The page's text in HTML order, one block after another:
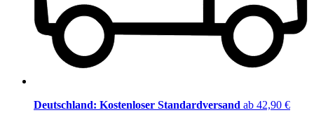
Deutschland: Kostenloser Standardversand ab 42,90 €